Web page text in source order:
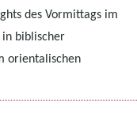
des Vormittags im
in biblischer
orientalischen